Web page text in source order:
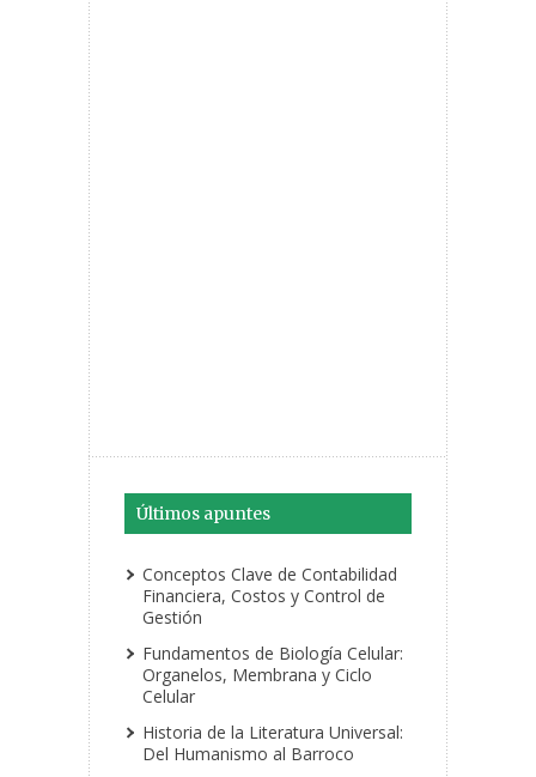
Últimos apuntes
Conceptos Clave de Contabilidad
Financiera, Costos y Control de
Gestión
Fundamentos de Biología Celular:
Organelos, Membrana y Ciclo
Celular
Historia de la Literatura Universal:
Del Humanismo al Barroco